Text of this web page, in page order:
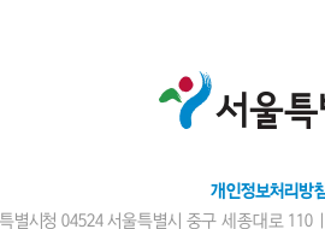
개인정보처리방
별시청 04524 서울특별시 중구 세종대로